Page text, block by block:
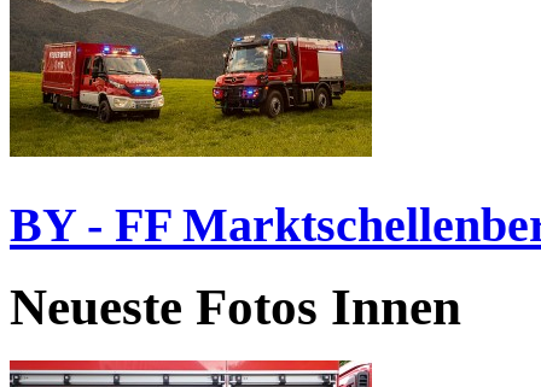
BY - FF
Neueste Fotos Innen